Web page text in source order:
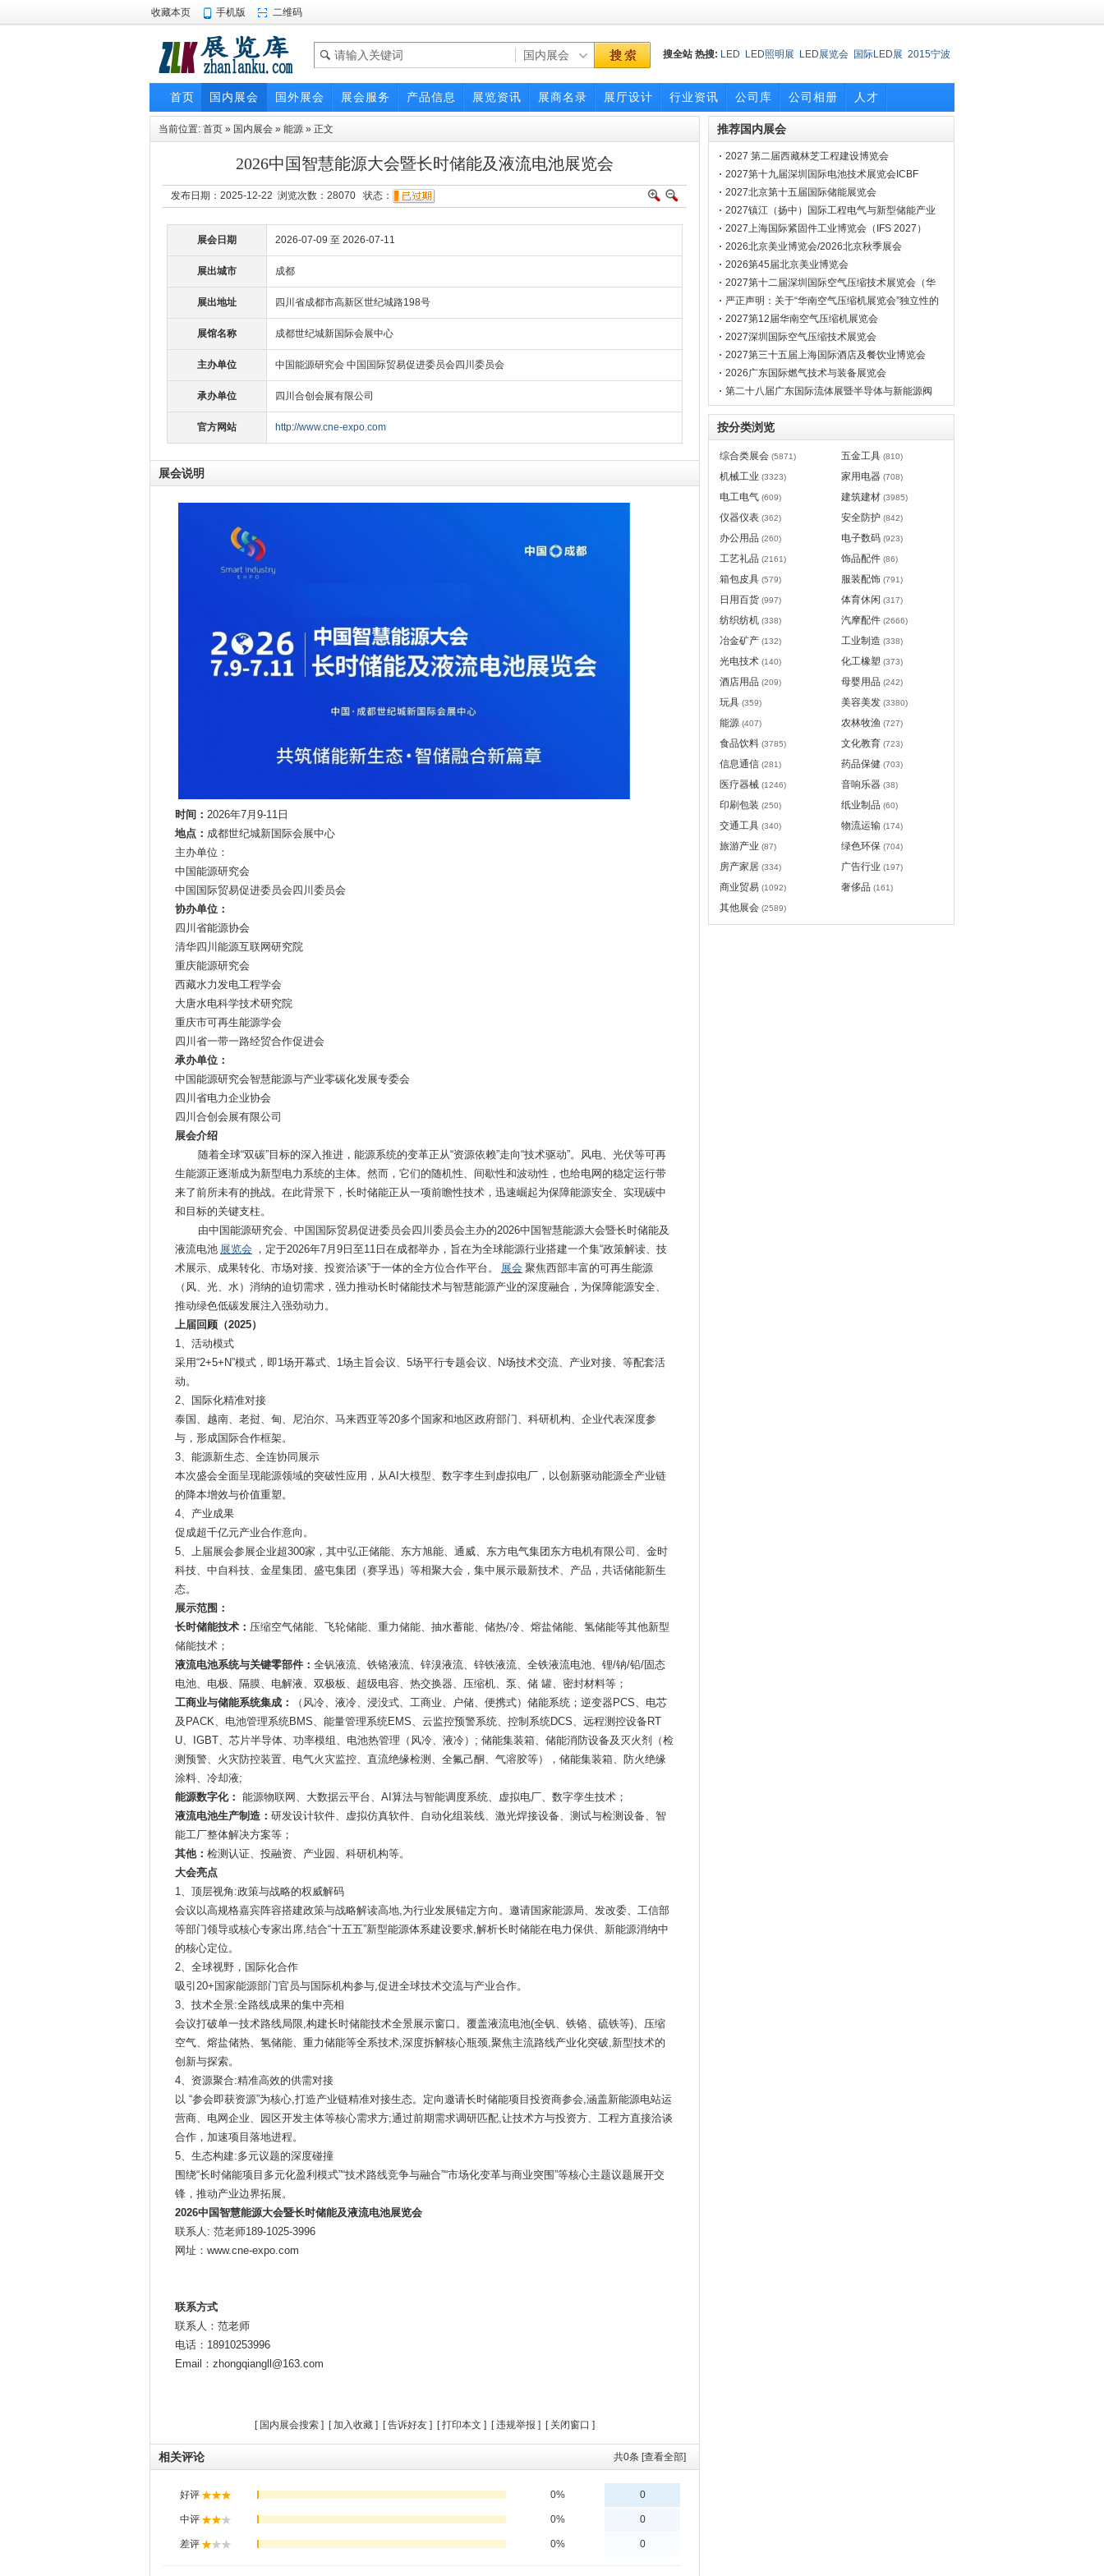
收藏本页 手机版 二维码
搜全站 热搜: LED LED照明展 LED展览会 国际LED展 2015宁波
首页 国内展会 国外展会 展会服务 产品信息 展览资讯 展商名录 展厅设计 行业资讯 公司库 公司相册 人才
当前位置: 首页 » 国内展会 » 能源 » 正文
2026中国智慧能源大会暨长时储能及液流电池展览会
发布日期：2025-12-22 浏览次数： 28070 状态：
展会日期 2026-07-09 至 2026-07-11
展出城市 成都
展出地址 四川省成都市高新区世纪城路198号
展馆名称 成都世纪城新国际会展中心
主办单位 中国能源研究会 中国国际贸易促进委员会四川委员会
承办单位 四川合创会展有限公司
官方网站 http://www.cne-expo.com
展会说明
时间： 2026年7月9-11日
地点： 成都世纪城新国际会展中心
主办单位：
中国能源研究会
中国国际贸易促进委员会四川委员会
协办单位：
四川省能源协会
清华四川能源互联网研究院
重庆能源研究会
西藏水力发电工程学会
大唐水电科学技术研究院
重庆市可再生能源学会
四川省一带一路经贸合作促进会
承办单位：
中国能源研究会智慧能源与产业零碳化发展专委会
四川省电力企业协会
四川合创会展有限公司
展会介绍
随着全球“双碳”目标的深入推进，能源系统的变革正从“资源依赖”走向“技术驱动”。风电、光伏等可再
生能源正逐渐成为新型电力系统的主体。然而，它们的随机性、间歇性和波动性，也给电网的稳定运行带
来了前所未有的挑战。在此背景下，长时储能正从一项前瞻性技术，迅速崛起为保障能源安全、实现碳中
和目标的关键支柱。
由中国能源研究会、中国国际贸易促进委员会四川委员会主办的2026中国智慧能源大会暨长时储能及
液流电池 展览会
，定于2026年7月9日至11日在成都举办，旨在为全球能源行业搭建一个集“政策解读、技
术展示、成果转化、市场对接、投资洽谈”于一体的全方位合作平台。
展会 聚焦西部丰富的可再生能源
（风、光、水）消纳的迫切需求，强力推动长时储能技术与智慧能源产业的深度融合，为保障能源安全、
推动绿色低碳发展注入强劲动力。
上届回顾（2025）
1、活动模式
采用“2+5+N”模式，即1场开幕式、1场主旨会议、5场平行专题会议、N场技术交流、产业对接、等配套活
动。
2、国际化精准对接
泰国、越南、老挝、甸、尼泊尔、马来西亚等20多个国家和地区政府部门、科研机构、企业代表深度参
与，形成国际合作框架。
3、能源新生态、全连协同展示
本次盛会全面呈现能源领域的突破性应用，从AI大模型、数字李生到虚拟电厂，以创新驱动能源全产业链
的降本增效与价值重塑。
4、产业成果
促成超千亿元产业合作意向。
5、上届展会参展企业超300家，其中弘正储能、东方旭能、通威、东方电气集团东方电机有限公司、金时
科技、中自科技、金星集团、盛屯集团（赛孚迅）等相聚大会，集中展示最新技术、产品，共话储能新生
态。
展示范围：
长时储能技术： 压缩空气储能、飞轮储能、重力储能、抽水蓄能、储热/冷、熔盐储能、氢储能等其他新型
储能技术；
液流电池系统与关键零部件： 全钒液流、铁铬液流、锌溴液流、锌铁液流、全铁液流电池、锂/钠/铅/固态
电池、电极、隔膜、电解液、双极板、超级电容、热交换器、压缩机、泵、储 罐、密封材料等；
工商业与储能系统集成：
（风冷、液冷、浸没式、工商业、户储、便携式）储能系统；逆变器PCS、电芯
及PACK、电池管理系统BMS、能量管理系统EMS、云监控预警系统、控制系统DCS、远程测控设备RT
U、IGBT、芯片半导体、功率模组、电池热管理（风冷、液冷）; 储能集装箱、储能消防设备及灭火剂（检
测预警、火灾防控装置、电气火灾监控、直流绝缘检测、全氟己酮、气溶胶等），储能集装箱、防火绝缘
涂料、冷却液;
能源数字化： 能源物联网、大数据云平台、AI算法与智能调度系统、虚拟电厂、数字孪生技术；
液流电池生产制造： 研发设计软件、虚拟仿真软件、自动化组装线、激光焊接设备、测试与检测设备、智
能工厂整体解决方案等；
其他： 检测认证、投融资、产业园、科研机构等。
大会亮点
1、顶层视角:政策与战略的权威解码
会议以高规格嘉宾阵容搭建政策与战略解读高地,为行业发展锚定方向。邀请国家能源局、发改委、工信部
等部门领导或核心专家出席,结合“十五五”新型能源体系建设要求,解析长时储能在电力保供、新能源消纳中
的核心定位。
2、全球视野，国际化合作
吸引20+国家能源部门官员与国际机构参与,促进全球技术交流与产业合作。
3、技术全景:全路线成果的集中亮相
会议打破单一技术路线局限,构建长时储能技术全景展示窗口。覆盖液流电池(全钒、铁铬、硫铁等)、压缩
空气、熔盐储热、氢储能、重力储能等全系技术,深度拆解核心瓶颈,聚焦主流路线产业化突破,新型技术的
创新与探索。
4、资源聚合:精准高效的供需对接
以 “参会即获资源”为核心,打造产业链精准对接生态。定向邀请长时储能项目投资商参会,涵盖新能源电站运
营商、电网企业、园区开发主体等核心需求方;通过前期需求调研匹配,让技术方与投资方、工程方直接洽谈
合作，加速项目落地进程。
5、生态构建:多元议题的深度碰撞
围绕“长时储能项目多元化盈利模式”“技术路线竞争与融合”“市场化变革与商业突围”等核心主题议题展开交
锋，推动产业边界拓展。
2026中国智慧能源大会暨长时储能及液流电池展览会
联系人: 范老师189-1025-3996
网址：www.cne-expo.com
联系方式
联系人：范老师
电话：18910253996
Email：zhongqiangll@163.com
[ 国内展会搜索 ] [加入收藏 ] [告诉好友 ] [打印本文 ] [违规举报 ] [ 关闭窗口 ]
共0条 [查看全部]
相关评论
推荐国内展会
2027 第二届西藏林芝工程建设博览会
2027第十九届深圳国际电池技术展览会ICBF
2027北京第十五届国际储能展览会
2027镇江（扬中）国际工程电气与新型储能产业
博览会
2027上海国际紧固件工业博览会（IFS 2027）
2026北京美业博览会/2026北京秋季展会
2026第45届北京美业博览会
2027第十二届深圳国际空气压缩技术展览会（华
南空压机展会）
严正声明：关于“华南空气压缩机展览会”独立性的
声明
2027第12届华南空气压缩机展览会
2027深圳国际空气压缩技术展览会
2027第三十五届上海国际酒店及餐饮业博览会
2026广东国际燃气技术与装备展览会
第二十八届广东国际流体展暨半导体与新能源阀
门管道展览会
按分类浏览
综合类展会 (5871) 五金工具 (810)
机械工业 (3323) 家用电器 (708)
电工电气 (609) 建筑建材 (3985)
仪器仪表 (362) 安全防护 (842)
办公用品 (260) 电子数码 (923)
工艺礼品 (2161) 饰品配件 (86)
箱包皮具 (579) 服装配饰 (791)
日用百货 (997) 体育休闲 (317)
纺织纺机 (338) 汽摩配件 (2666)
冶金矿产 (132) 工业制造 (338)
光电技术 (140) 化工橡塑 (373)
酒店用品 (209) 母婴用品 (242)
玩具 (359) 美容美发 (3380)
能源 (407) 农林牧渔 (727)
食品饮料 (3785) 文化教育 (723)
信息通信 (281) 药品保健 (703)
医疗器械 (1246) 音响乐器 (38)
印刷包装 (250) 纸业制品 (60)
交通工具 (340) 物流运输 (174)
旅游产业 (87) 绿色环保 (704)
房产家居 (334) 广告行业 (197)
商业贸易 (1092) 奢侈品 (161)
其他展会 (2589)